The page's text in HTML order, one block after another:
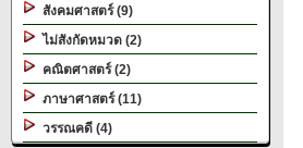
สังคมศาสตร์ (9)
ไม่สังกัดหมวด (2)
คณิตศาสตร์ (2)
ภาษาศาสตร์ (11)
วรรณคดี (4)